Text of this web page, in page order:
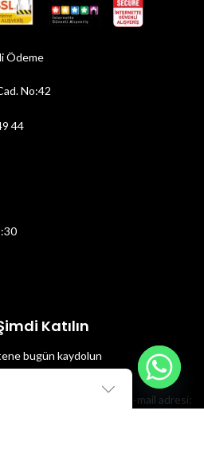
Ödeme
No:42
44
Katılın
bugün kaydolun
E-mail adresi: